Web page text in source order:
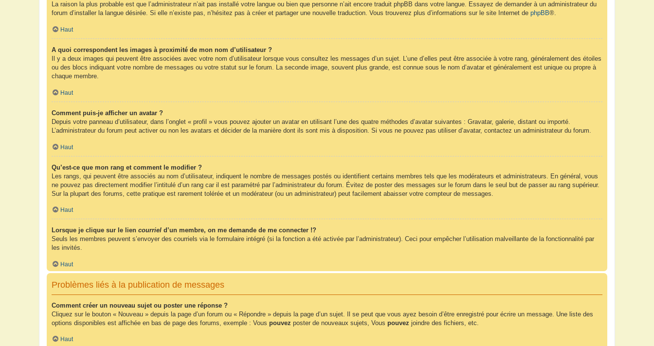
La raison la plus probable est que l’administrateur n’ait pas installé votre langue ou bien que personne n’ait encore traduit phpBB dans votre langue. Essayez de demander à un administrateur du
forum d’installer la langue désirée. Si elle n’existe pas, n’hésitez pas à créer et partager une nouvelle traduction. Vous trouverez plus d’informations sur le site Internet de phpBB®.
Haut
A quoi correspondent les images à proximité de mon nom d’utilisateur ?
Il y a deux images qui peuvent être associées avec votre nom d’utilisateur lorsque vous consultez les messages d’un sujet. L’une d’elles peut être associée à votre rang, généralement des étoiles
ou des blocs indiquant votre nombre de messages ou votre statut sur le forum. La seconde image, souvent plus grande, est connue sous le nom d’avatar et généralement est unique ou propre à
chaque membre.
Haut
Comment puis-je afficher un avatar ?
Depuis votre panneau d’utilisateur, dans l’onglet « profil » vous pouvez ajouter un avatar en utilisant l’une des quatre méthodes d’avatar suivantes : Gravatar, galerie, distant ou importé.
L’administrateur du forum peut activer ou non les avatars et décider de la manière dont ils sont mis à disposition. Si vous ne pouvez pas utiliser d’avatar, contactez un administrateur du forum.
Haut
Qu’est-ce que mon rang et comment le modifier ?
Les rangs, qui peuvent être associés au nom d’utilisateur, indiquent le nombre de messages postés ou identifient certains membres tels que les modérateurs et administrateurs. En général, vous
ne pouvez pas directement modifier l’intitulé d’un rang car il est paramétré par l’administrateur du forum. Évitez de poster des messages sur le forum dans le seul but de passer au rang supérieur.
Sur la plupart des forums, cette pratique est rarement tolérée et un modérateur (ou un administrateur) peut facilement abaisser votre compteur de messages.
Haut
Lorsque je clique sur le lien courriel d’un membre, on me demande de me connecter !?
Seuls les membres peuvent s’envoyer des courriels via le formulaire intégré (si la fonction a été activée par l’administrateur). Ceci pour empêcher l’utilisation malveillante de la fonctionnalité par
les invités.
Haut
Problèmes liés à la publication de messages
Comment créer un nouveau sujet ou poster une réponse ?
Cliquez sur le bouton « Nouveau » depuis la page d’un forum ou « Répondre » depuis la page d’un sujet. Il se peut que vous ayez besoin d’être enregistré pour écrire un message. Une liste des
options disponibles est affichée en bas de page des forums, exemple : Vous pouvez poster de nouveaux sujets, Vous pouvez joindre des fichiers, etc.
Haut